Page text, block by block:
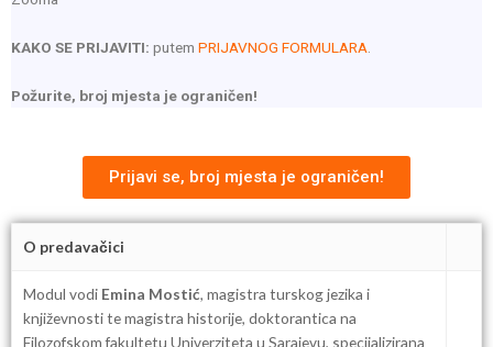
KAKO SE PRIJAVITI: putem PRIJAVNOG FORMULARA
Požurite, broj mjesta je ograničen!
Prijavi se, broj mjesta je ograničen!
O predavačici
Modul vodi Emina Mostić, magistra turskog jezika i
književnosti te magistra historije, doktorantica na
Filozofskom fakultetu Univerziteta u Sarajevu, specijalizirana